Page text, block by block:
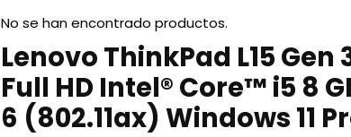
No se han encontrado productos.
Lenovo ThinkPad L15
Full HD Intel® Core™ i5 8
6 (802.11ax) Windows 11